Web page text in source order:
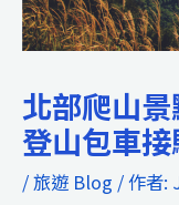
北部爬山
登山包車
/旅遊 Blog / 作者: